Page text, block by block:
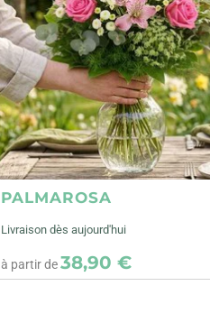
PALMAROSA
Livraison dès aujourd'hui
à partir de38,90 €